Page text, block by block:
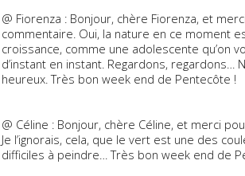
@ Fiorenza : Bonjour, chère Fiorenza, et
commentaire. Oui, la nature en ce moment
croissance, comme une adolescente qu’on
d’instant en instant. Regardons, regardons…
heureux. Très bon week end de Pentecôte !
@ Céline : Bonjour, chère Céline, et merci
Je l’ignorais, cela, que le vert est une des
difficiles à peindre… Très bon week end de